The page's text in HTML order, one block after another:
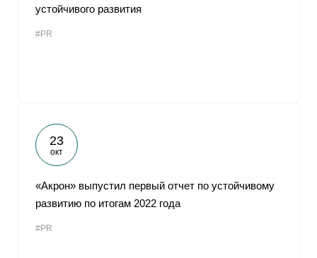
устойчивого развития
#PR
23
окт
«Акрон» выпустил первый отчет по устойчивому
развитию по итогам 2022 года
#PR